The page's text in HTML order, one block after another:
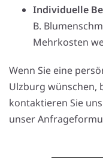
Individuelle
B.
Mehrkosten
Wenn Sie eine
Ulzburg wünschen,
kontaktieren Sie
unser